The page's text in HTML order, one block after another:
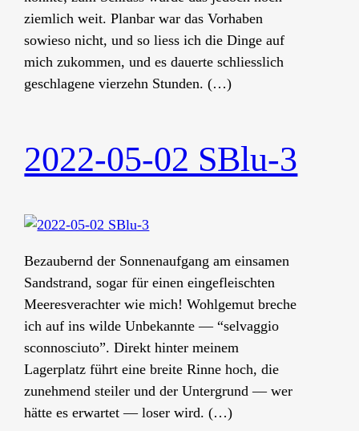
ziemlich weit. Planbar war das Vorhaben
sowieso nicht, und so liess ich die Dinge auf
mich zukommen, und es dauerte schliesslich
geschlagene vierzehn Stunden. (…)
2022-05-02 SBlu-3
Bezaubernd der Sonnenaufgang am einsamen
Sandstrand, sogar für einen eingefleischten
Meeresverachter wie mich! Wohlgemut breche
ich auf ins wilde Unbekannte — “selvaggio
sconnosciuto”. Direkt hinter meinem
Lagerplatz führt eine breite Rinne hoch, die
zunehmend steiler und der Untergrund — wer
hätte es erwartet — loser wird. (…)